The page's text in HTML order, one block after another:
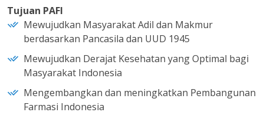
Tujuan PAFI
Mewujudkan Masyarakat Adil dan Makmur
berdasarkan Pancasila dan UUD 1945
Mewujudkan Derajat Kesehatan yang Optimal bagi
Masyarakat Indonesia
Mengembangkan dan meningkatkan Pembangunan
Farmasi Indonesia